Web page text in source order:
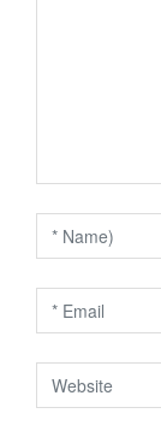
g
a
t
i
o
n